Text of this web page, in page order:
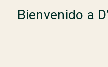
Bienvenido a